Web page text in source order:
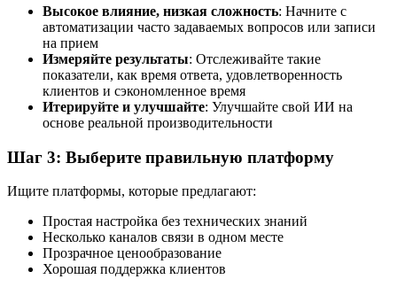
Высокое влияние, низкая сложность: Начните с
автоматизации часто задаваемых вопросов или записи
на прием
Измеряйте результаты: Отслеживайте такие
показатели, как время ответа, удовлетворенность
клиентов и сэкономленное время
Итерируйте и улучшайте: Улучшайте свой ИИ на
основе реальной производительности
Шаг 3: Выберите правильную платформу
Ищите платформы, которые предлагают:
Простая настройка без технических знаний
Несколько каналов связи в одном месте
Прозрачное ценообразование
Хорошая поддержка клиентов